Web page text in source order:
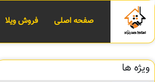
صفحه اصلی فروش ویلا
ویژه ها